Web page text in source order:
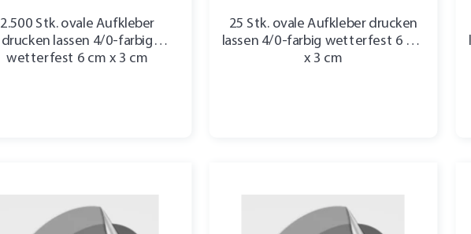
2.500 Stk. ovale Aufkleber
drucken lassen 4/0-farbig
wetterfest 6 cm x 3 cm
25 Stk. ovale Aufkleber drucken
lassen 4/0-farbig wetterfest 6 cm
x 3 cm